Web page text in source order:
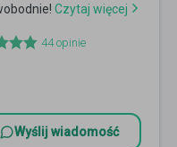
Czytaj więcej
44opinie
Wyślij wiadomość